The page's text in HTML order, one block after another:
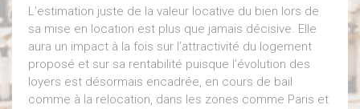
L’estimation juste de la valeur locative du bien lors de
sa mise en location est plus que jamais décisive. Elle
aura un impact à la fois sur l’attractivité du logement
proposé et sur sa rentabilité puisque l’évolution des
loyers est désormais encadrée, en cours de bail
comme à la relocation, dans les zones comme Paris et